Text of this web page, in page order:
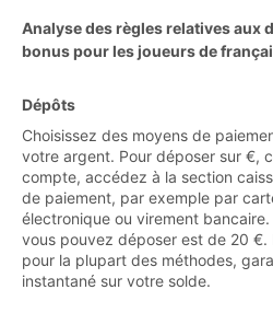
Analyse des règles relatives aux
bonus pour les joueurs de
Dépôts
Choisissez des moyens de
votre argent. Pour déposer sur €,
compte, accédez à la section
de paiement, par exemple par
électronique ou virement
vous pouvez déposer est de 20
pour la plupart des méthodes,
instantané sur votre solde.